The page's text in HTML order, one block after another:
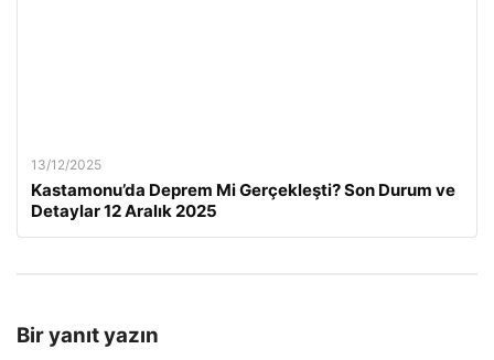
13/12/2025
Kastamonu’da Deprem Mi Gerçekleşti? Son Durum ve
Detaylar 12 Aralık 2025
Bir yanıt yazın